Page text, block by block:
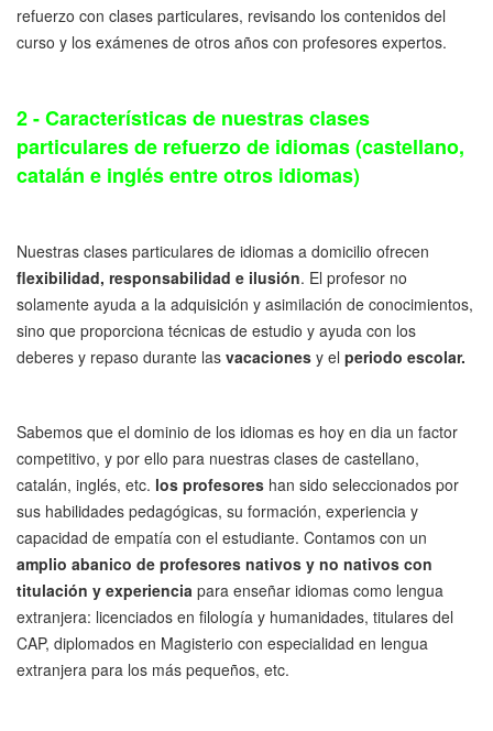
refuerzo con clases particulares, revisando los contenidos del
curso y los exámenes de otros años con profesores expertos.
2 - Características de nuestras clases
particulares de refuerzo de idiomas (castellano,
catalán e inglés entre otros idiomas)
Nuestras clases particulares de idiomas a domicilio ofrecen
flexibilidad, responsabilidad e ilusión. El profesor no
solamente ayuda a la adquisición y asimilación de conocimientos,
sino que proporciona técnicas de estudio y ayuda con los
deberes y repaso durante las vacaciones y el periodo escolar.
Sabemos que el dominio de los idiomas es hoy en dia un factor
competitivo, y por ello para nuestras clases de castellano,
catalán, inglés, etc. los profesores han sido seleccionados por
sus habilidades pedagógicas, su formación, experiencia y
capacidad de empatía con el estudiante. Contamos con un
amplio abanico de profesores nativos y no nativos con
titulación y experiencia para enseñar idiomas como lengua
extranjera: licenciados en filología y humanidades, titulares del
CAP, diplomados en Magisterio con especialidad en lengua
extranjera para los más pequeños, etc.